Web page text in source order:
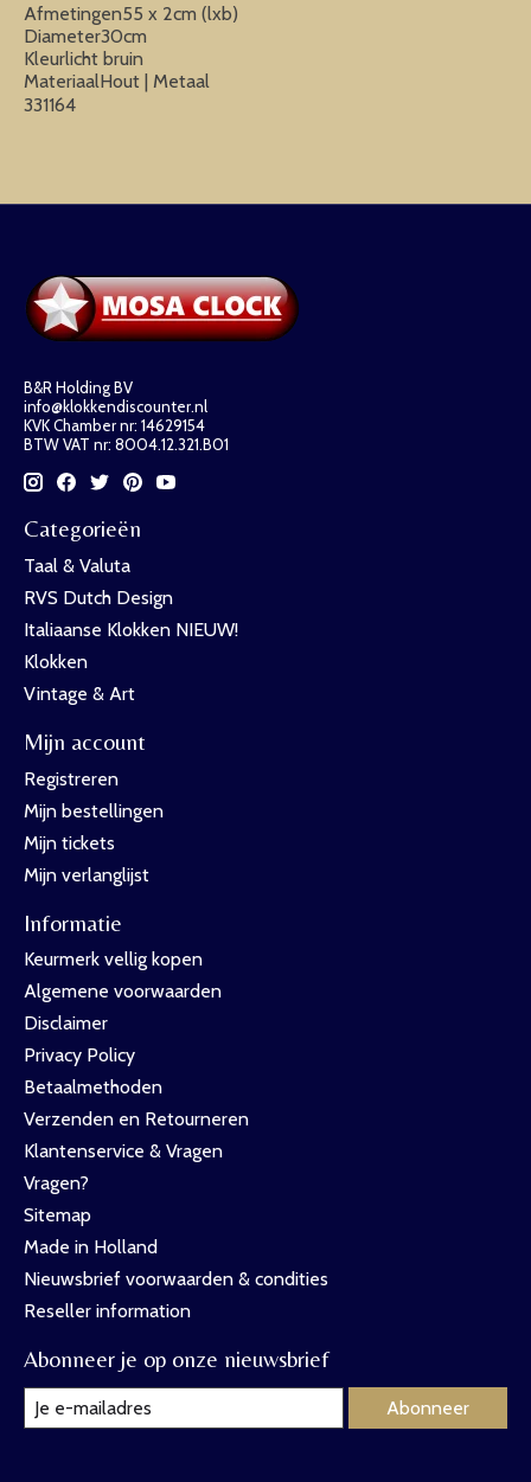
Afmetingen55 x 2cm (lxb)
Diameter30cm
Kleurlicht bruin
MateriaalHout | Metaal
331164
B&R Holding BV
info@klokkendiscounter.nl
KVK Chamber nr: 14629154
BTW VAT nr: 8004.12.321.B01
Categorieën
Taal & Valuta
RVS Dutch Design
Italiaanse Klokken NIEUW!
Klokken
Vintage & Art
Mijn account
Registreren
Mijn bestellingen
Mijn tickets
Mijn verlanglijst
Informatie
Keurmerk vellig kopen
Algemene voorwaarden
Disclaimer
Privacy Policy
Betaalmethoden
Verzenden en Retourneren
Klantenservice & Vragen
Vragen?
Sitemap
Made in Holland
Nieuwsbrief voorwaarden & condities
Reseller information
Abonneer je op onze nieuwsbrief
Abonneer